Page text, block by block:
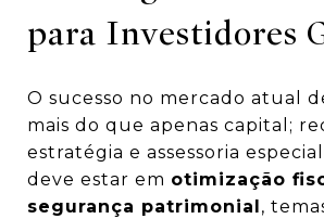
para Investidores
O sucesso no mercado atual
mais do que apenas capital;
estratégia e assessoria
deve estar em otimização
segurança patrimonial,